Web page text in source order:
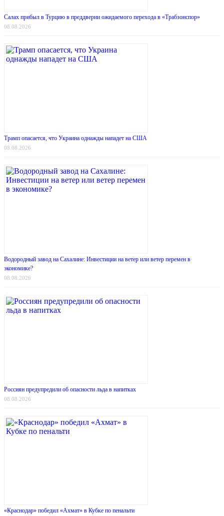
Салах прибыл в Турцию в преддверии ожидаемого перехода в «Трабзонспор»
08.08.2026
Трамп опасается, что Украина однажды нападет на США
08.08.2026
Водородный завод на Сахалине: Инвестиции на ветер или ветер перемен в
экономике?
08.08.2026
Россиян предупредили об опасности льда в напитках
08.08.2026
«Краснодар» победил «Ахмат» в Кубке по пенальти